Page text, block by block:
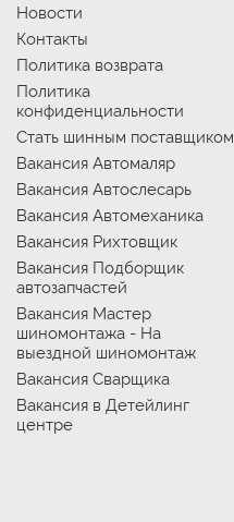
Новости
Контакты
Политика возврата
Политика
конфиденциальности
Стать шинным поставщиком
Вакансия Автомаляр
Вакансия Автослесарь
Вакансия Автомеханика
Вакансия Рихтовщик
Вакансия Подборщик
автозапчастей
Вакансия Мастер
шиномонтажа - На
выездной шиномонтаж
Вакансия Сварщика
Вакансия в Детейлинг
центре